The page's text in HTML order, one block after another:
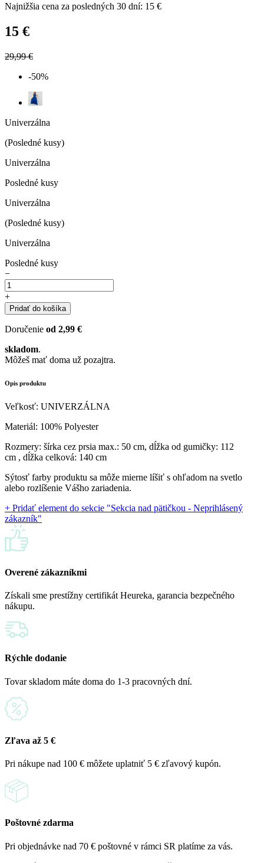
Najnižšia cena za posledných 30 dní: 15 €
15 €
29,99 €
-50%
Univerzálna
(Posledné kusy)
Univerzálna
Posledné kusy
Univerzálna
(Posledné kusy)
Univerzálna
Posledné kusy
−
+
Pridať do košíka
Doručenie od 2,99 €
skladom.
Môžeš mať doma už pozajtra.
Opis produktu
Veľkosť: UNIVERZÁLNA
Materiál: 100% Polyester
Rozmery: šírka cez prsia max.: 50 cm, dĺžka od gumičky: 112
cm , dĺžka celková: 140 cm
Sýtosť farby produktu sa môže mierne líšiť s ohľadom na svetlo
alebo rozlíšenie Vášho zariadenia.
+ Pridať element do sekcie "Sekcia nad pätičkou - Neprihlásený
zákazník"
Overené zákazníkmi
Získali sme prestížny certifikát Heureka, garancia bezpečného
nákupu.
Rýchle dodanie
Tovar skladom máte doma do 1-3 pracovných dní.
Zľava až 5 €
Pri nákupe nad 100 € môžete uplatniť 5 € zľavový kupón.
Poštovné zdarma
Pri objednávke nad 70 € poštovné v rámci SR platíme za vás.